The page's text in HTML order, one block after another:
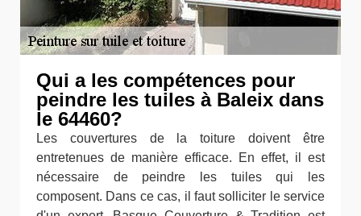
Qui a les compétences pour
peindre les tuiles à Baleix dans
le 64460?
Les couvertures de la toiture doivent être
entretenues de manière efficace. En effet, il est
nécessaire de peindre les tuiles qui les
composent. Dans ce cas, il faut solliciter le service